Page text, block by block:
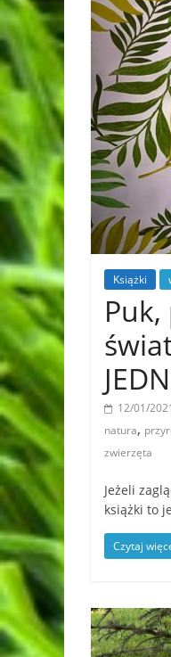
Książki
12/01/2021
natura,
zwierzęta
Jeżeli
książki to
Czytaj